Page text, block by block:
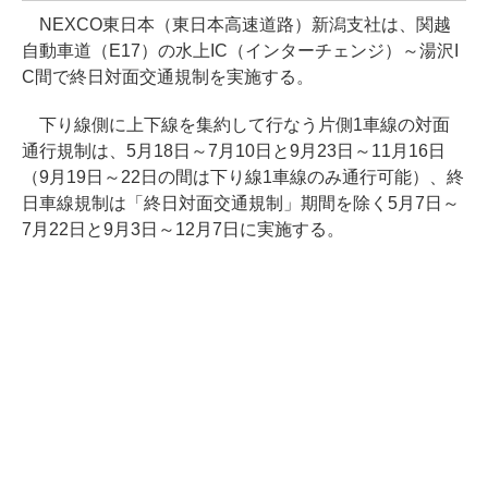
NEXCO東日本（東日本高速道路）新潟支社は、関越
自動車道（E17）の水上IC（インターチェンジ）～湯沢I
C間で終日対面交通規制を実施する。
下り線側に上下線を集約して行なう片側1車線の対面
通行規制は、5月18日～7月10日と9月23日～11月16日
（9月19日～22日の間は下り線1車線のみ通行可能）、終
日車線規制は「終日対面交通規制」期間を除く5月7日～
7月22日と9月3日～12月7日に実施する。